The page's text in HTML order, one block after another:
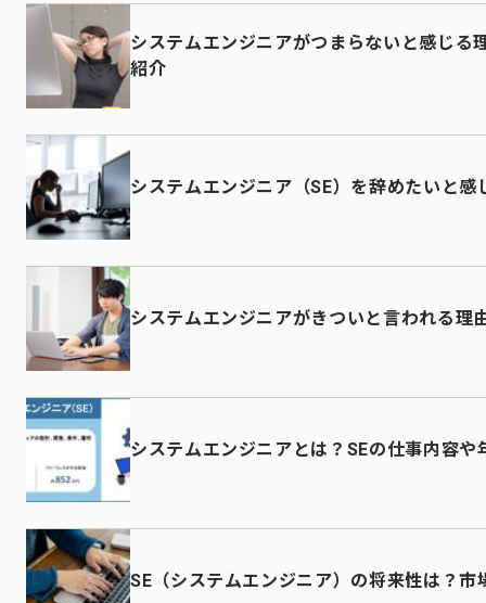
システムエンジニアがつまらないと感じる
紹介
システムエンジニア（SE）を辞めたいと
システムエンジニアがきついと言われる理
システムエンジニアとは？SEの仕事内容や
SE（システムエンジニア）の将来性は？